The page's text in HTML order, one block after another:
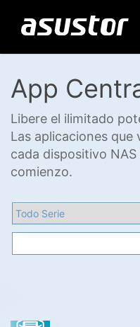
App
Libere el ilimitado
Las aplicaciones que
cada dispositivo NAS
comienzo.